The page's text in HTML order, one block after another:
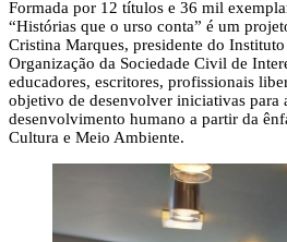
Formada por 12 títulos e 36 mil
“Histórias que o urso conta” é um
Cristina Marques, presidente do
Organização da Sociedade Civil de
educadores, escritores, profissionais
objetivo de desenvolver iniciativas para
desenvolvimento humano a partir da
Cultura e Meio Ambiente.